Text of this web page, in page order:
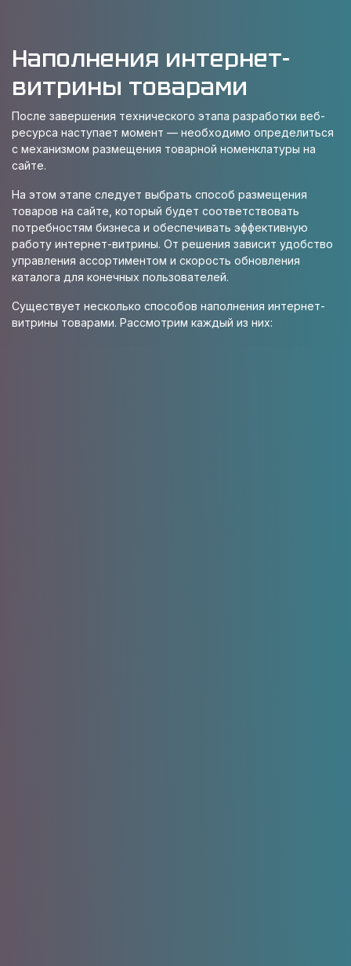
Наполнения интернет-
витрины товарами
После завершения технического этапа разработки веб-
ресурса наступает момент — необходимо определиться
с механизмом размещения товарной номенклатуры на
сайте.
На этом этапе следует выбрать способ размещения
товаров на сайте, который будет соответствовать
потребностям бизнеса и обеспечивать эффективную
работу интернет-витрины. От решения зависит удобство
управления ассортиментом и скорость обновления
каталога для конечных пользователей.
Существует несколько способов наполнения интернет-
витрины товарами. Рассмотрим каждый из них: